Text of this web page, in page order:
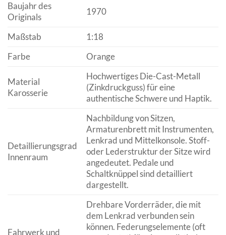
Baujahr des
Originals
1970
Maßstab
1:18
Farbe
Orange
Material
Karosserie
Hochwertiges Die-Cast-Metall
(Zinkdruckguss) für eine
authentische Schwere und Haptik.
Detaillierungsgrad
Innenraum
Nachbildung von Sitzen,
Armaturenbrett mit Instrumenten,
Lenkrad und Mittelkonsole. Stoff-
oder Lederstruktur der Sitze wird
angedeutet. Pedale und
Schaltknüppel sind detailliert
dargestellt.
Fahrwerk und
Drehbare Vorderräder, die mit
dem Lenkrad verbunden sein
können. Federungselemente (oft